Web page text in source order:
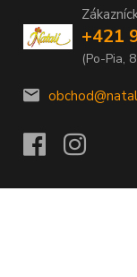
+421
(Po-Pia,